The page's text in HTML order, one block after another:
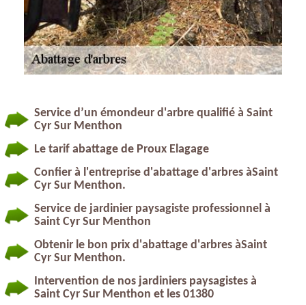
Service d’un émondeur d'arbre qualifié à Saint
Cyr Sur Menthon
Le tarif abattage de Proux Elagage
Confier à l'entreprise d'abattage d'arbres àSaint
Cyr Sur Menthon.
Service de jardinier paysagiste professionnel à
Saint Cyr Sur Menthon
Obtenir le bon prix d'abattage d'arbres àSaint
Cyr Sur Menthon.
Intervention de nos jardiniers paysagistes à
Saint Cyr Sur Menthon et les 01380